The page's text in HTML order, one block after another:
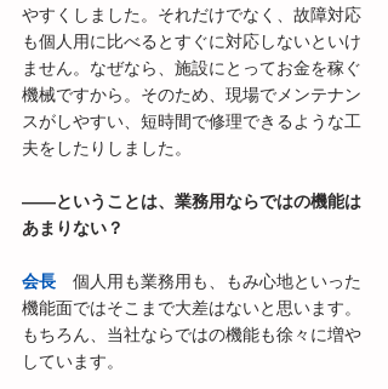
やすくしました。それだけでなく、故障対応
も個人用に比べるとすぐに対応しないといけ
ません。なぜなら、施設にとってお金を稼ぐ
機械ですから。そのため、現場でメンテナン
スがしやすい、短時間で修理できるような工
夫をしたりしました。
――ということは、業務用ならではの機能は
あまりない？
会長 個人用も業務用も、もみ心地といった
機能面ではそこまで大差はないと思います。
もちろん、当社ならではの機能も徐々に増や
しています。